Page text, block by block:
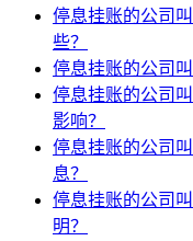
停息挂账的公司
些？
停息挂账的公司
停息挂账的公司
影响？
停息挂账的公司
息？
停息挂账的公司
明？